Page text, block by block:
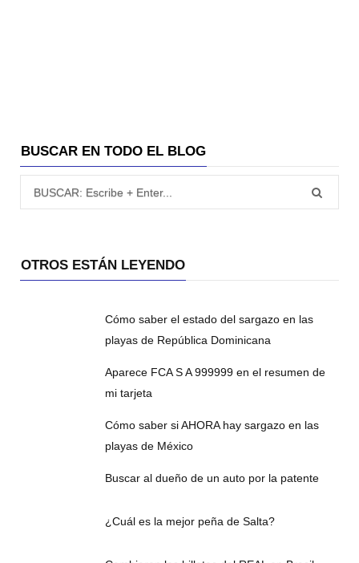
BUSCAR EN TODO EL BLOG
OTROS ESTÁN LEYENDO
Cómo saber el estado del sargazo en las
playas de República Dominicana
Aparece FCA S A 999999 en el resumen de
mi tarjeta
Cómo saber si AHORA hay sargazo en las
playas de México
Buscar al dueño de un auto por la patente
¿Cuál es la mejor peña de Salta?